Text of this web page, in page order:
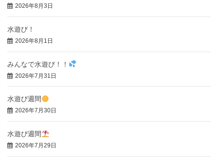
2026年8月3日
水遊び！
2026年8月1日
みんなで水遊び！！
2026年7月31日
水遊び週間
2026年7月30日
水遊び週間
2026年7月29日